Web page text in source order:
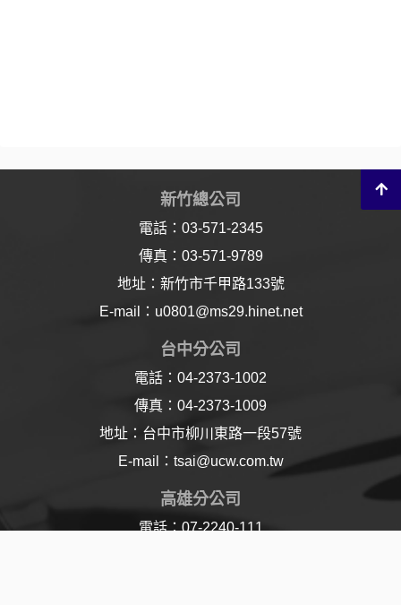
新竹總公司
電話：03-571-2345
傳真：03-571-9789
地址：新竹市千甲路133號
E-mail：u0801@ms29.hinet.net
台中分公司
電話：04-2373-1002
傳真：04-2373-1009
地址：台中市柳川東路一段57號
E-mail：tsai@ucw.com.tw
高雄分公司
電話：07-2240-111